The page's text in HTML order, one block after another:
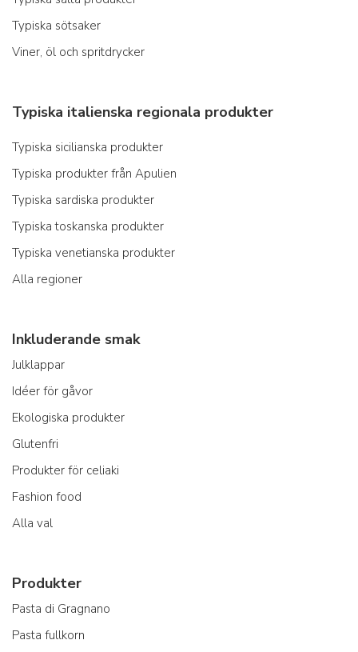
Typiska sötsaker
Viner, öl och spritdrycker
Typiska italienska regionala produkter
Typiska sicilianska produkter
Typiska produkter från Apulien
Typiska sardiska produkter
Typiska toskanska produkter
Typiska venetianska produkter
Alla regioner
Inkluderande smak
Julklappar
Idéer för gåvor
Ekologiska produkter
Glutenfri
Produkter för celiaki
Fashion food
Alla val
Produkter
Pasta di Gragnano
Pasta fullkorn